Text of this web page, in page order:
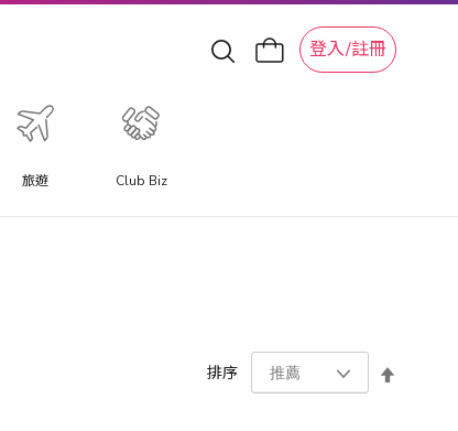
登入/註冊
旅遊 Club Biz
排序